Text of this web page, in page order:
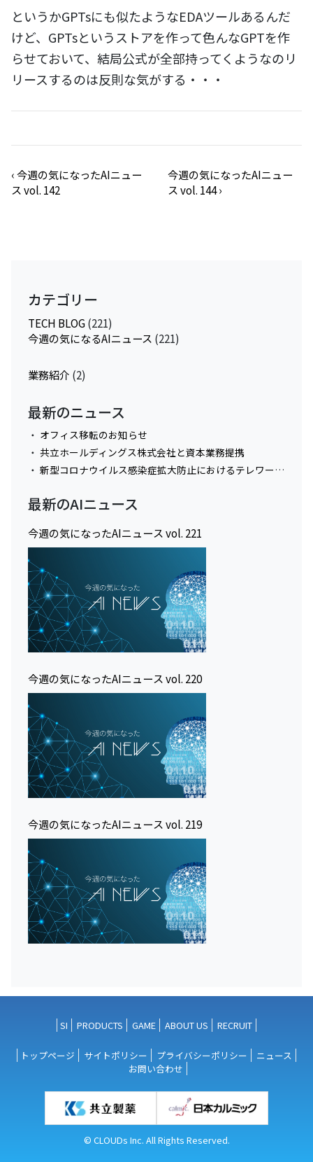
というかGPTsにも似たようなEDAツールあるんだ
けど、GPTsというストアを作って色んなGPTを作
らせておいて、結局公式が全部持ってくようなのリ
リースするのは反則な気がする・・・
‹今週の気になったAIニュー
ス vol. 142
今週の気になったAIニュー
ス vol. 144›
カテゴリー
TECH BLOG(221)
今週の気になるAIニュース (221)
業務紹介 (2)
最新のニュース
オフィス移転のお知らせ
共立ホールディングス株式会社と資本業務提携
新型コロナウイルス感染症拡大防止におけるテレワーク実施に関してのお知らせ
最新のAIニュース
今週の気になったAIニュース vol. 221
今週の気になったAIニュース vol. 220
今週の気になったAIニュース vol. 219
SI PRODUCTS GAME ABOUT US RECRUIT
トップページ サイトポリシー プライバシーポリシー
ニュース
お問い合わせ
© CLOUDs Inc. All Rights Reserved.